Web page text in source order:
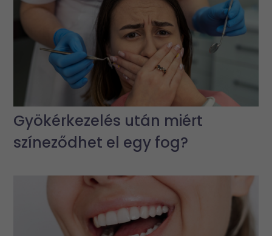
Gyökérkezelés után miért
színeződhet el egy fog?